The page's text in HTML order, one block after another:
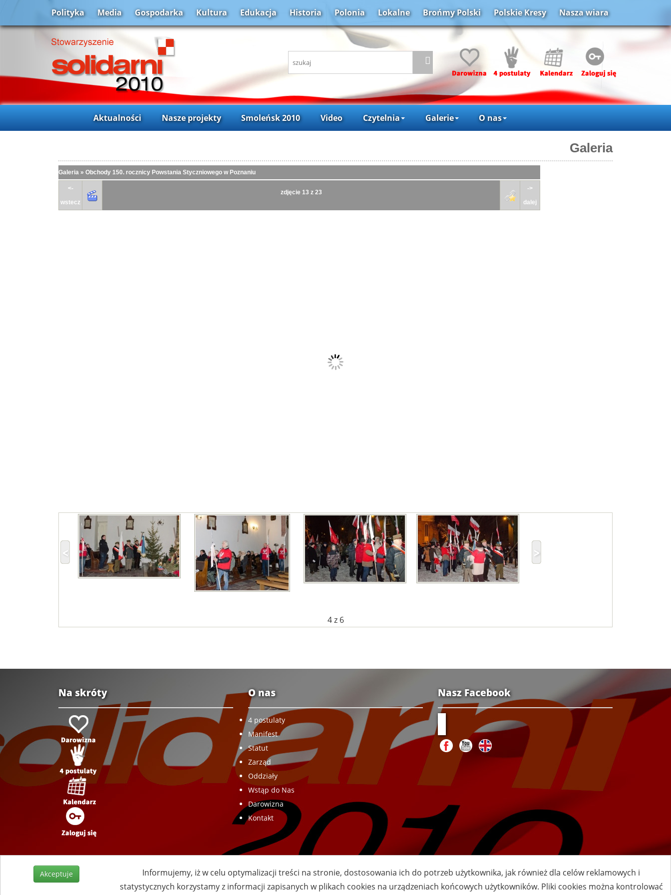
Polityka Media Gospodarka Kultura Edukacja Historia Polonia Lokalne Brońmy Polski Polskie Kresy Nasza wiara
Aktualności Nasze projekty Smoleńsk 2010 Video Czytelnia Galerie O nas
Galeria
Galeria » Obchody 150. rocznicy Powstania Styczniowego w Poznaniu
<-
wstecz
zdjęcie 13 z 23
->
dalej
4z 6
Na skróty O nas
4 postulaty
Manifest
Statut
Zarząd
Oddziały
Wstąp do Nas
Darowizna
Kontakt
Nasz Facebook
Akceptuje
Informujemy, iż w celu optymalizacji treści na stronie, dostosowania ich do potrzeb użytkownika, jak również dla celów reklamowych i
statystycznych korzystamy z informacji zapisanych w plikach cookies na urządzeniach końcowych użytkowników. Pliki cookies można kontrolować